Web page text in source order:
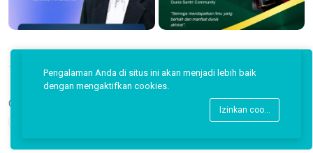
Copyright © 2026 Pesantren ID.
Pengalaman Anda di situs ini akan menjadi lebih baik
dengan mengaktifkan cookies.
Izinkan cookies